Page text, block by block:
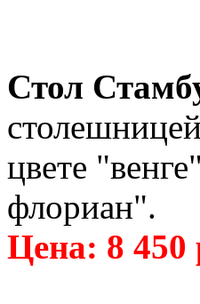
Стол
цвете
флориан".
Цена: 8 450